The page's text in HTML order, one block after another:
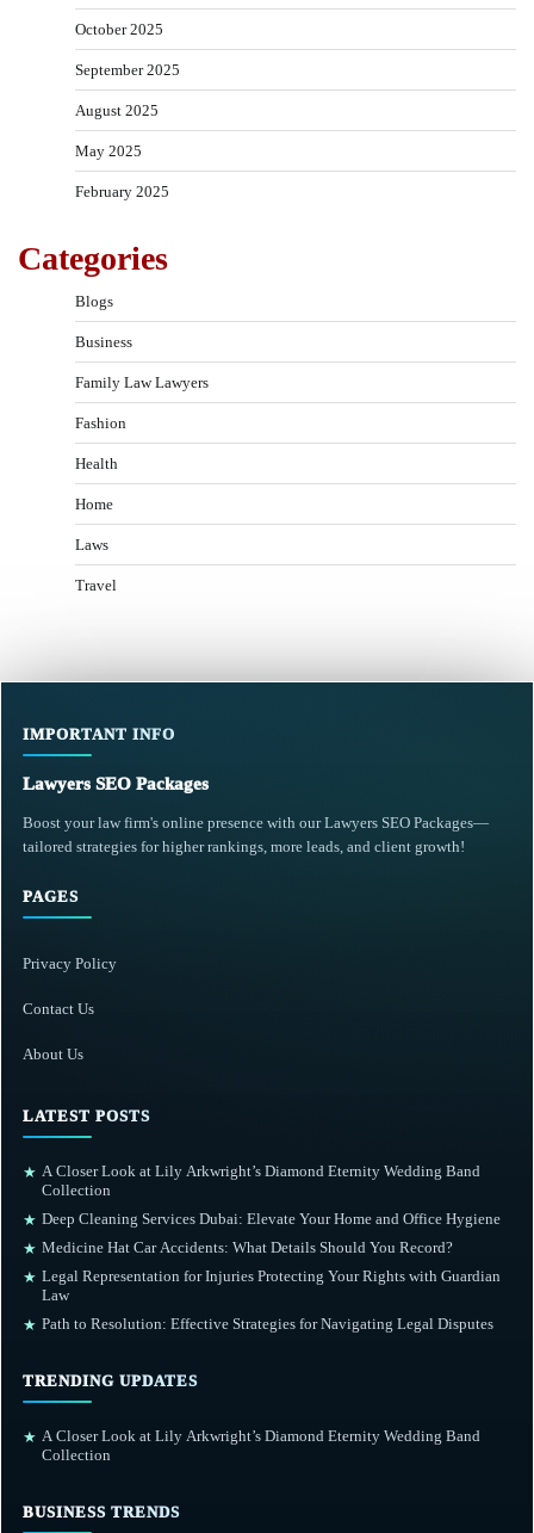
October 2025
September 2025
August 2025
May 2025
February 2025
Categories
Blogs
Business
Family Law Lawyers
Fashion
Health
Home
Laws
Travel
IMPORTANT INFO
Lawyers SEO Packages
Boost your law firm's online presence with our Lawyers SEO Packages—
tailored strategies for higher rankings, more leads, and client growth!
PAGES
Privacy Policy
Contact Us
About Us
LATEST POSTS
★ A Closer Look at Lily Arkwright’s Diamond Eternity Wedding Band
Collection
★ Deep Cleaning Services Dubai: Elevate Your Home and Office Hygiene
★ Medicine Hat Car Accidents: What Details Should You Record?
★ Legal Representation for Injuries Protecting Your Rights with Guardian
Law
★ Path to Resolution: Effective Strategies for Navigating Legal Disputes
TRENDING UPDATES
★ A Closer Look at Lily Arkwright’s Diamond Eternity Wedding Band
Collection
BUSINESS TRENDS